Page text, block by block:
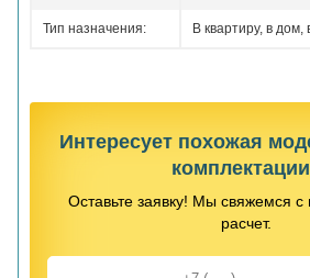
Тип назначения: В квартиру, в дом,
Интересует похожая
Оставьте заявку! Мы свяжемся
расчет.